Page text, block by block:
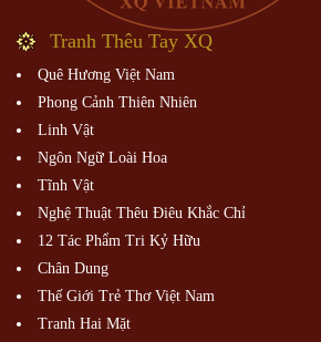
Tranh Thêu Tay XQ
Quê Hương Việt Nam
Phong Cảnh Thiên Nhiên
Linh Vật
Ngôn Ngữ Loài Hoa
Tĩnh Vật
Nghệ Thuật Thêu Điêu Khắc Chỉ
12 Tác Phẩm Tri Kỷ Hữu
Chân Dung
Thế Giới Trẻ Thơ Việt Nam
Tranh Hai Mặt